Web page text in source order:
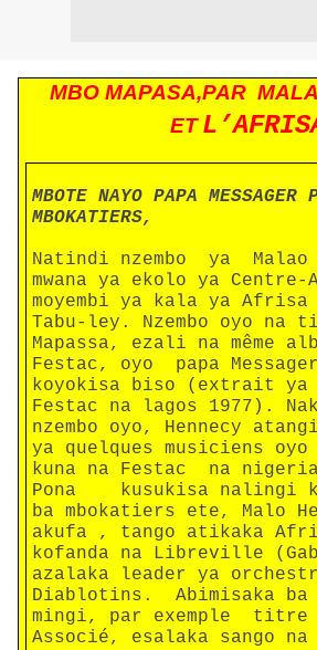
MBO MAPASA,PAR
ET
MBOTE NAYO PAPA MESSAGER
MBOKATIERS,
Natindi nzembo ya Malao
mwana ya ekolo ya
moyembi ya kala ya Afrisa
Tabu-ley. Nzembo oyo na
Mapassa, ezali na même
Festac, oyo papa
koyokisa biso (extrait ya
Festac na lagos 1977).
nzembo oyo, Hennecy
ya quelques musiciens
kuna na Festac na
Pona kusukisa nalingi
ba mbokatiers ete, Malo
akufa , tango atikaka
kofanda na Libreville
azalaka leader ya
Diablotins. Abimisaka ba
mingi, par exemple titre
Associé, esalaka sango